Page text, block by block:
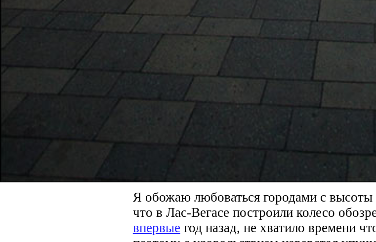
Я обожаю любоваться городами с высоты
что в Лас-Вегасе построили колесо
впервые год назад, не хватило времени